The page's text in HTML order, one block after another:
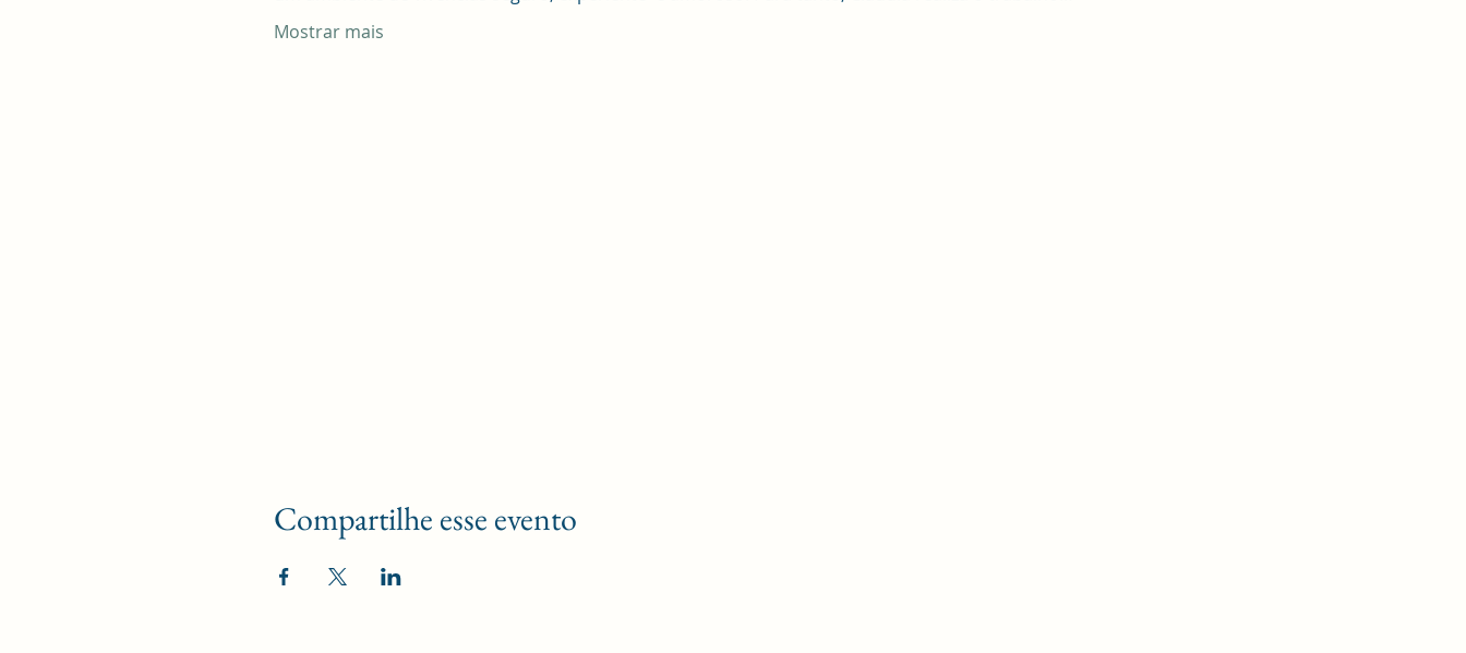
Mostrar mais
Compartilhe esse evento